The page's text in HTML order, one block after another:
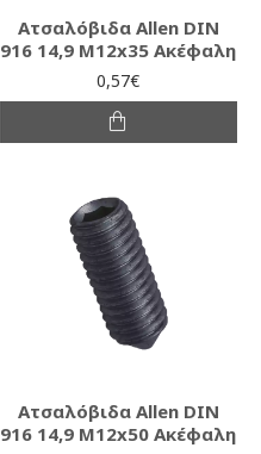
Ατσαλόβιδα Allen DIN
916 14,9 M12x35 Ακέφαλη
0,57€
Ατσαλόβιδα Allen DIN
916 14,9 M12x50 Ακέφαλη